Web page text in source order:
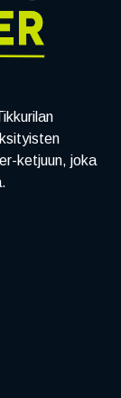
ketjuun, joka